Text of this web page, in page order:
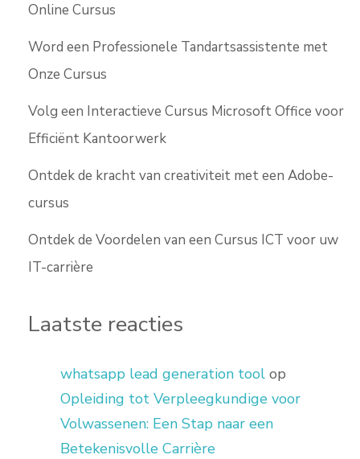
Online Cursus
Word een Professionele Tandartsassistente met
Onze Cursus
Volg een Interactieve Cursus Microsoft Office voor
Efficiënt Kantoorwerk
Ontdek de kracht van creativiteit met een Adobe-
cursus
Ontdek de Voordelen van een Cursus ICT voor uw
IT-carrière
Laatste reacties
whatsapp lead generation tool op
Opleiding tot Verpleegkundige voor
Volwassenen: Een Stap naar een
Betekenisvolle Carrière